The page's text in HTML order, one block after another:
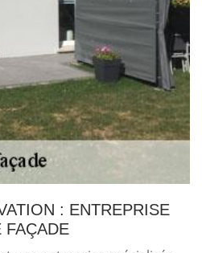
: ENTREPRISE
FAÇADE